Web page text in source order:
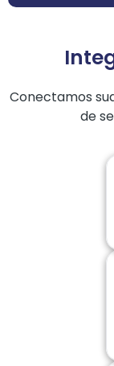
Conectamos
de